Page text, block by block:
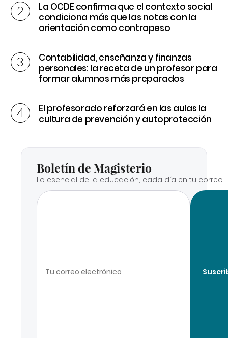
La OCDE confirma que el contexto social
condiciona más que las notas con la
orientación como contrapeso
Contabilidad, enseñanza y finanzas
personales: la receta de un profesor para
formar alumnos más preparados
El profesorado reforzará en las aulas la
cultura de prevención y autoprotección
Boletín de Magisterio
Lo esencial de la educación, cada día en tu correo.